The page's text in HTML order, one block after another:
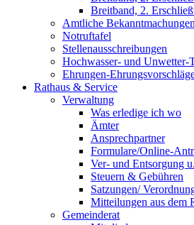
Breitband, 2.
Amtliche Bekanntmachungen
Notruftafel
Stellenausschreibungen
Hochwasser- und Unwetter-
Ehrungen-
Rathaus & Service
Verwaltung
Was erledige ich wo
Ämter
Ansprechpartner
Formulare/Online-
Ver- und Entsorgung
Steuern & Gebühren
Satzungen/
Mitteilungen aus dem
Gemeinderat